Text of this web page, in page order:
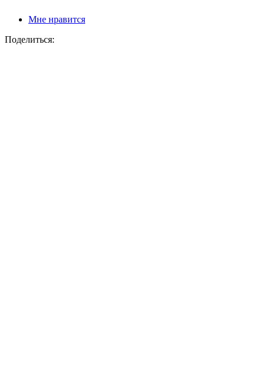
Мне нравится
Поделиться: